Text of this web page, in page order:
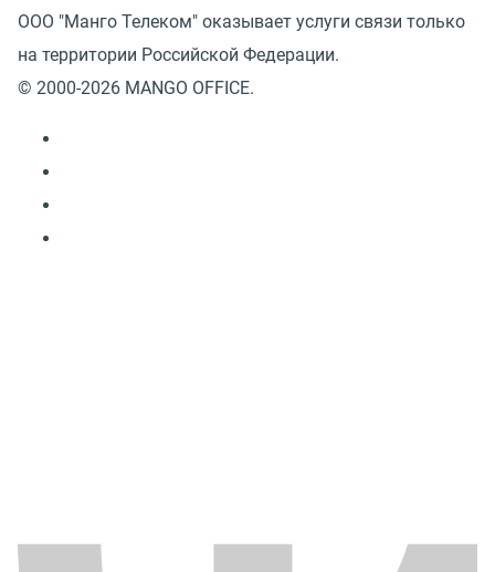
ООО "Манго Телеком" оказывает услуги связи только
на территории Российской Федерации.
© 2000-2026 MANGO OFFICE.